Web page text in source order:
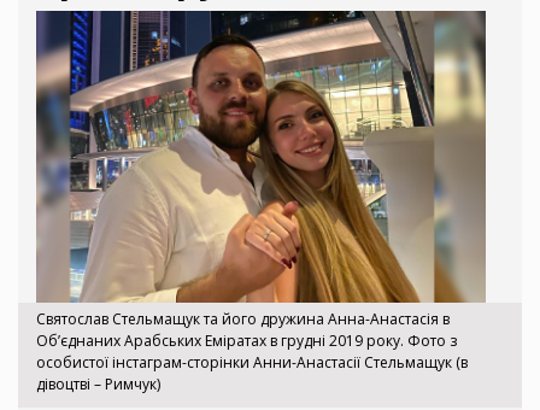
Святослав Стельмащук та його дружина Анна-Анастасія в
Об’єднаних Арабських Еміратах в грудні 2019 року. Фото з
особистої інстаграм-сторінки Анни-Анастасії Стельмащук (в
дівоцтві – Римчук)